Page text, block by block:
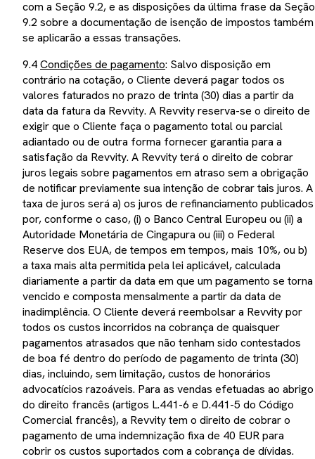
com a Seção 9.2, e as disposições da última frase da Seção
9.2 sobre a documentação de isenção de impostos também
se aplicarão a essas transações.
9.4Condições de pagamento: Salvo disposição em
contrário na cotação, o Cliente deverá pagar todos os
valores faturados no prazo de trinta (30) dias a partir da
data da fatura da Revvity. A Revvity reserva-se o direito de
exigir que o Cliente faça o pagamento total ou parcial
adiantado ou de outra forma fornecer garantia para a
satisfação da Revvity. A Revvity terá o direito de cobrar
juros legais sobre pagamentos em atraso sem a obrigação
de notificar previamente sua intenção de cobrar tais juros. A
taxa de juros será a) os juros de refinanciamento publicados
por, conforme o caso, (i) o Banco Central Europeu ou (ii) a
Autoridade Monetária de Cingapura ou (iii) o Federal
Reserve dos EUA, de tempos em tempos, mais 10%, ou b)
a taxa mais alta permitida pela lei aplicável, calculada
diariamente a partir da data em que um pagamento se torna
vencido e composta mensalmente a partir da data de
inadimplência. O Cliente deverá reembolsar a Revvity por
todos os custos incorridos na cobrança de quaisquer
pagamentos atrasados que não tenham sido contestados
de boa fé dentro do período de pagamento de trinta (30)
dias, incluindo, sem limitação, custos de honorários
advocatícios razoáveis. Para as vendas efetuadas ao abrigo
do direito francês (artigos L.441-6 e D.441-5 do Código
Comercial francês), a Revvity tem o direito de cobrar o
pagamento de uma indemnização fixa de 40 EUR para
cobrir os custos suportados com a cobrança de dívidas.